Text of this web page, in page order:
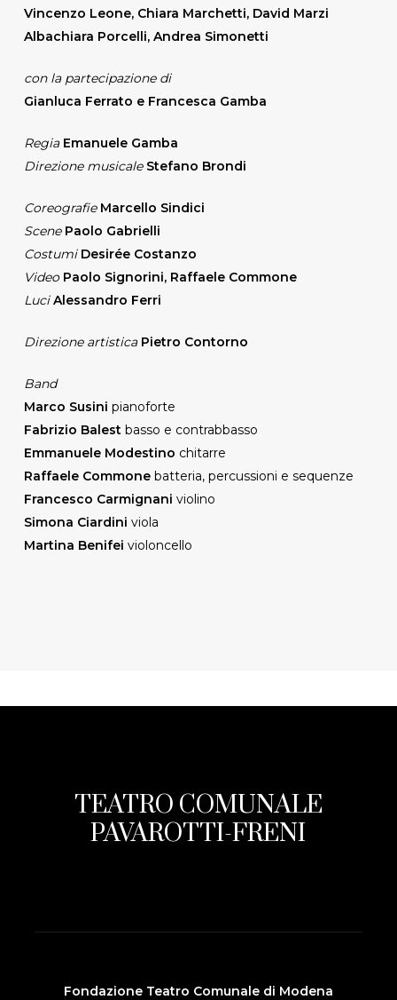
Vincenzo Leone, Chiara Marchetti, David Marzi
Albachiara Porcelli, Andrea Simonetti
con la partecipazione di
Gianluca Ferrato e Francesca Gamba
Regia Emanuele Gamba
Direzione musicale Stefano Brondi
Coreografie Marcello Sindici
Scene Paolo Gabrielli
Costumi Desirée Costanzo
Video Paolo Signorini, Raffaele Commone
LuciAlessandro Ferri
Direzione artistica Pietro Contorno
Band
Marco Susini pianoforte
Fabrizio Balest basso e contrabbasso
Emmanuele Modestino chitarre
Raffaele Commone batteria, percussioni e sequenze
Francesco Carmignani violino
Simona Ciardini viola
Martina Benifei violoncello
TEATRO COMUNALE
PAVAROTTI-FRENI
Fondazione Teatro Comunale di Modena